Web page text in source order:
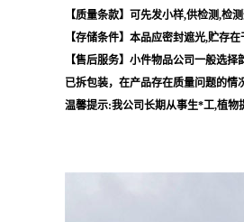
【质量条款】可先发小样,供检测,检测
【存储条件】本品应密封遮光,贮存
【售后服务】小件物品公司一般选
已拆包装，在产品存在质量问题的情
温馨提示:我公司长期从事生*工,植物